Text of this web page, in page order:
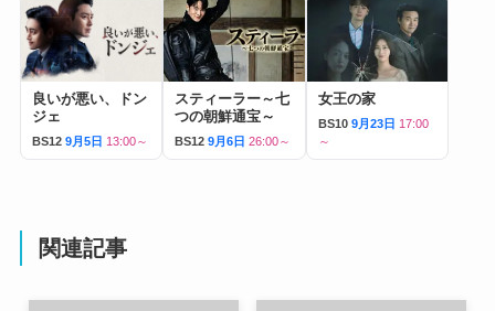
良いが悪い、ドン
ジェ
BS12 9月5日 13:00～
スティーラー～七
つの朝鮮通宝～
BS12 9月6日 26:00～
女王の家
BS10 9月23日 17:00
～
関連記事